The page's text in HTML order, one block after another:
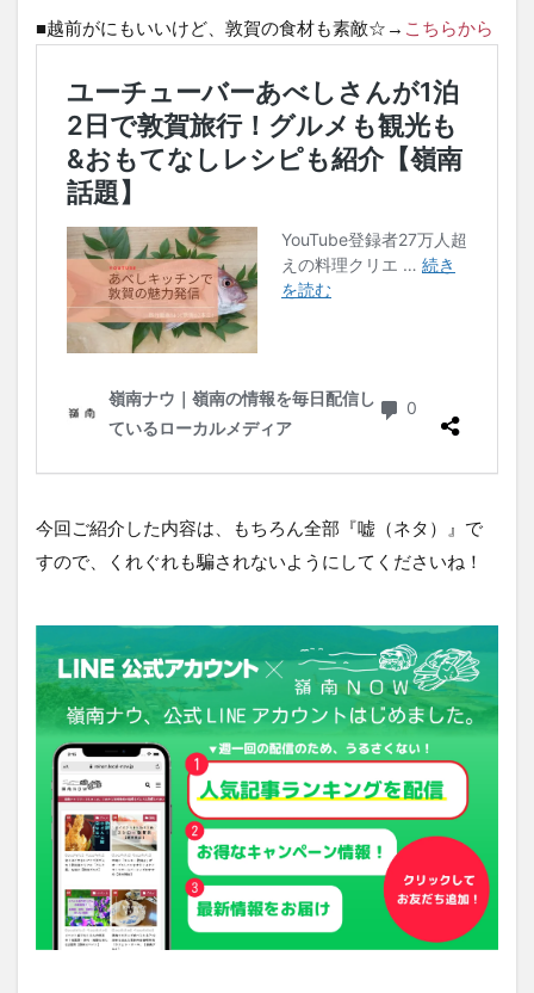
■越前がにもいいけど、敦賀の食材も素敵☆→ こちらから
今回ご紹介した内容は、もちろん全部『嘘（ネタ）』で
すので、くれぐれも騙されないようにしてくださいね！